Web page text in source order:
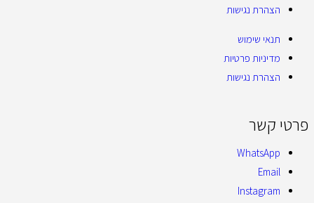
הצהרת נגישות
תנאי שימוש
מדיניות פרטיות
הצהרת נגישות
פרטי קשר
WhatsApp
Email
Instagram